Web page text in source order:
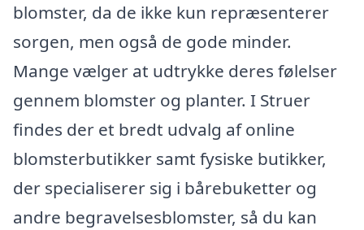
blomster, da de ikke kun repræsenterer
sorgen, men også de gode minder.
Mange vælger at udtrykke deres følelser
gennem blomster og planter. I Struer
findes der et bredt udvalg af online
blomsterbutikker samt fysiske butikker,
der specialiserer sig i bårebuketter og
andre begravelsesblomster, så du kan